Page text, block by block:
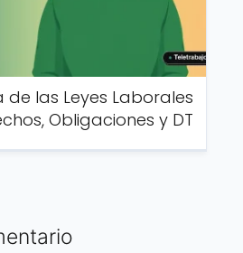
de las Leyes Laborales
Obligaciones y DT